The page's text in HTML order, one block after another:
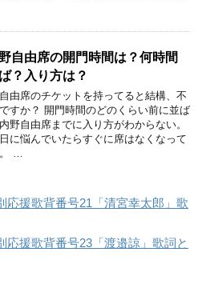
自由席の開門時間は？何時間
？入り方は？
由席のチケットを持ってると結構、不
すか？ 開門時間のどのくらい前に並ば
野自由席までに入り方がわからない。
に悩んでいたらすぐに席はなくなって
…
応援歌背番号21「清宮幸太郎」歌
応援歌背番号23「渡邉諒」歌詞と